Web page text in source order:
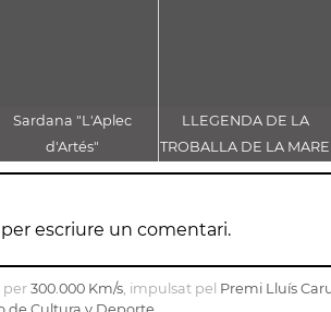
Sardana "L'Aplec
d'Artés"
LLEGENDA DE LA
TROBALLA DE LA MARE
DE DÉU DE CASTELLET
per escriure un comentari.
per 300.000 Km/s, impulsat pel Premi Lluís